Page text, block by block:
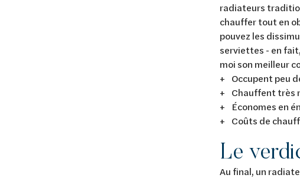
radiateurs
chauffer tout en
pouvez les
serviettes - en
moi son meilleur
+ Occupent peu
+ Chauffent très
+ Économes en
+ Coûts de
Le
Au final, un